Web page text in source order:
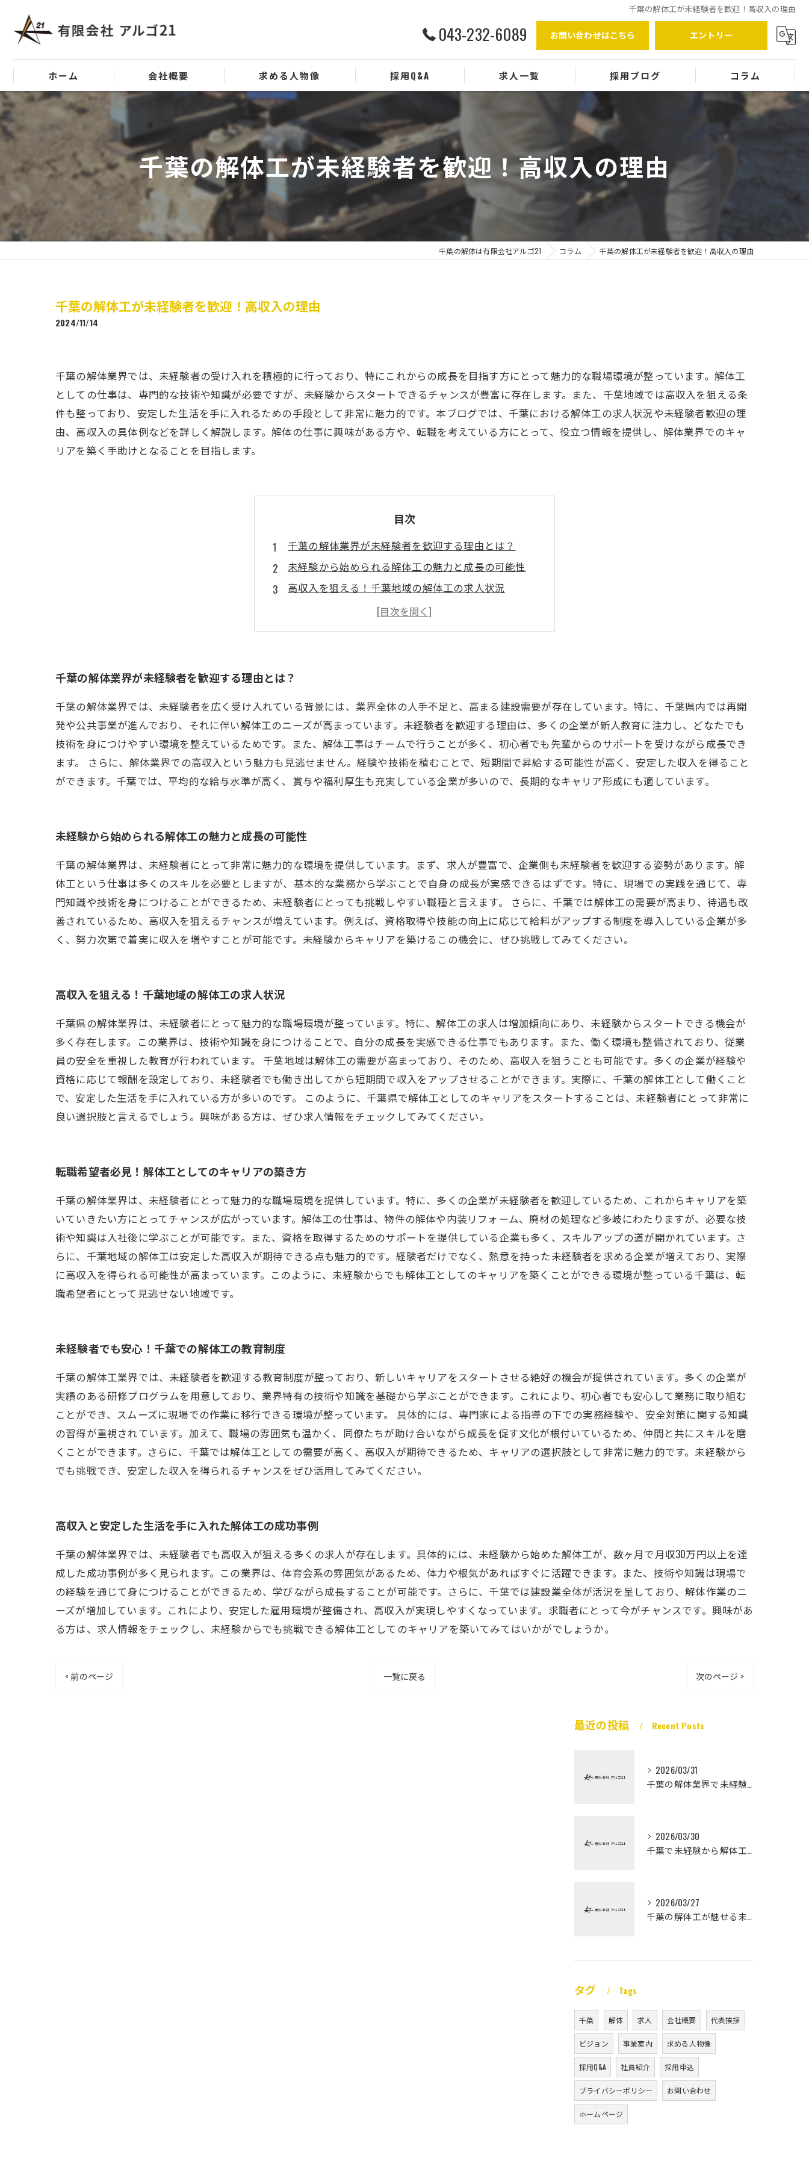
千葉の解体工が未経験者を歓迎！高収入の理由
043-232-6089 お問い合わせはこちら エントリー
ホーム 会社概要
ビジョン
事業案内
求める人物像 採用Q&A 求人一覧 採用ブログ コラム
千葉の解体工が未経験者を歓迎！高収入の理由
千葉の解体は有限会社アルゴ21 コラム 千葉の解体工が未経験者を歓迎！高収入の理由
千葉の解体工が未経験者を歓迎！高収入の理由
2024/11/14
千葉の解体業界では、未経験者の受け入れを積極的に行っており、特にこれからの成長を目指す方にとって魅力的な職場環境が整っています。解体工
としての仕事は、専門的な技術や知識が必要ですが、未経験からスタートできるチャンスが豊富に存在します。また、千葉地域では高収入を狙える条
件も整っており、安定した生活を手に入れるための手段として非常に魅力的です。本ブログでは、千葉における解体工の求人状況や未経験者歓迎の理
由、高収入の具体例などを詳しく解説します。解体の仕事に興味がある方や、転職を考えている方にとって、役立つ情報を提供し、解体業界でのキャ
リアを築く手助けとなることを目指します。
目次
千葉の解体業界が未経験者を歓迎する理由とは？
未経験から始められる解体工の魅力と成長の可能性
高収入を狙える！千葉地域の解体工の求人状況
転職希望者必見！解体工としてのキャリアの築き方
未経験者でも安心！千葉での解体工の教育制度
千葉の解体業界が未経験者を歓迎する理由とは？
千葉の解体業界では、未経験者を広く受け入れている背景には、業界全体の人手不足と、高まる建設需要が存在しています。特に、千葉県内では再開
発や公共事業が進んでおり、それに伴い解体工のニーズが高まっています。未経験者を歓迎する理由は、多くの企業が新人教育に注力し、どなたでも
技術を身につけやすい環境を整えているためです。また、解体工事はチームで行うことが多く、初心者でも先輩からのサポートを受けながら成長でき
ます。 さらに、解体業界での高収入という魅力も見逃せません。経験や技術を積むことで、短期間で昇給する可能性が高く、安定した収入を得ること
ができます。千葉では、平均的な給与水準が高く、賞与や福利厚生も充実している企業が多いので、長期的なキャリア形成にも適しています。
未経験から始められる解体工の魅力と成長の可能性
千葉の解体業界は、未経験者にとって非常に魅力的な環境を提供しています。まず、求人が豊富で、企業側も未経験者を歓迎する姿勢があります。解
体工という仕事は多くのスキルを必要としますが、基本的な業務から学ぶことで自身の成長が実感できるはずです。特に、現場での実践を通じて、専
門知識や技術を身につけることができるため、未経験者にとっても挑戦しやすい職種と言えます。 さらに、千葉では解体工の需要が高まり、待遇も改
善されているため、高収入を狙えるチャンスが増えています。例えば、資格取得や技能の向上に応じて給料がアップする制度を導入している企業が多
く、努力次第で着実に収入を増やすことが可能です。未経験からキャリアを築けるこの機会に、ぜひ挑戦してみてください。
高収入を狙える！千葉地域の解体工の求人状況
千葉県の解体業界は、未経験者にとって魅力的な職場環境が整っています。特に、解体工の求人は増加傾向にあり、未経験からスタートできる機会が
多く存在します。この業界は、技術や知識を身につけることで、自分の成長を実感できる仕事でもあります。また、働く環境も整備されており、従業
員の安全を重視した教育が行われています。 千葉地域は解体工の需要が高まっており、そのため、高収入を狙うことも可能です。多くの企業が経験や
資格に応じて報酬を設定しており、未経験者でも働き出してから短期間で収入をアップさせることができます。実際に、千葉の解体工として働くこと
で、安定した生活を手に入れている方が多いのです。 このように、千葉県で解体工としてのキャリアをスタートすることは、未経験者にとって非常に
良い選択肢と言えるでしょう。興味がある方は、ぜひ求人情報をチェックしてみてください。
転職希望者必見！解体工としてのキャリアの築き方
千葉の解体業界は、未経験者にとって魅力的な職場環境を提供しています。特に、多くの企業が未経験者を歓迎しているため、これからキャリアを築
いていきたい方にとってチャンスが広がっています。解体工の仕事は、物件の解体や内装リフォーム、廃材の処理など多岐にわたりますが、必要な技
術や知識は入社後に学ぶことが可能です。また、資格を取得するためのサポートを提供している企業も多く、スキルアップの道が開かれています。さ
らに、千葉地域の解体工は安定した高収入が期待できる点も魅力的です。経験者だけでなく、熱意を持った未経験者を求める企業が増えており、実際
に高収入を得られる可能性が高まっています。このように、未経験からでも解体工としてのキャリアを築くことができる環境が整っている千葉は、転
職希望者にとって見逃せない地域です。
未経験者でも安心！千葉での解体工の教育制度
千葉の解体工業界では、未経験者を歓迎する教育制度が整っており、新しいキャリアをスタートさせる絶好の機会が提供されています。多くの企業が
実績のある研修プログラムを用意しており、業界特有の技術や知識を基礎から学ぶことができます。これにより、初心者でも安心して業務に取り組む
ことができ、スムーズに現場での作業に移行できる環境が整っています。 具体的には、専門家による指導の下での実務経験や、安全対策に関する知識
の習得が重視されています。加えて、職場の雰囲気も温かく、同僚たちが助け合いながら成長を促す文化が根付いているため、仲間と共にスキルを磨
くことができます。さらに、千葉では解体工としての需要が高く、高収入が期待できるため、キャリアの選択肢として非常に魅力的です。未経験から
でも挑戦でき、安定した収入を得られるチャンスをぜひ活用してみてください。
高収入と安定した生活を手に入れた解体工の成功事例
千葉の解体業界では、未経験者でも高収入が狙える多くの求人が存在します。具体的には、未経験から始めた解体工が、数ヶ月で月収30万円以上を達
成した成功事例が多く見られます。この業界は、体育会系の雰囲気があるため、体力や根気があればすぐに活躍できます。また、技術や知識は現場で
の経験を通じて身につけることができるため、学びながら成長することが可能です。さらに、千葉では建設業全体が活況を呈しており、解体作業のニ
ーズが増加しています。これにより、安定した雇用環境が整備され、高収入が実現しやすくなっています。求職者にとって今がチャンスです。興味があ
る方は、求人情報をチェックし、未経験からでも挑戦できる解体工としてのキャリアを築いてみてはいかがでしょうか。
< 前のページ 一覧に戻る 次のページ >
最近の投稿 Recent Posts
2026/03/31
千葉の解体業界で未経験から高収入を実現
2026/03/30
千葉で未経験から解体工になる道
2026/03/27
千葉の解体工が魅せる未経験高収入
タグ Tags
千葉 解体 求人 会社概要 代表挨拶
ビジョン 事業案内 求める人物像
採用Q&A 社員紹介 採用申込
プライバシーポリシー お問い合わせ
ホームページ